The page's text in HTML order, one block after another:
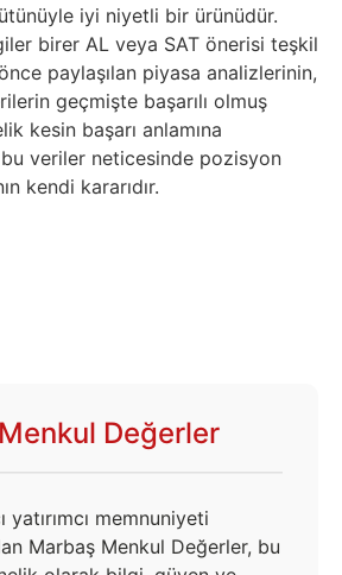
iyi niyetli bir ürünüdür.
birer AL veya SAT önerisi teşkil
paylaşılan piyasa analizlerinin,
geçmişte başarılı olmuş
kesin başarı anlamına
veriler neticesinde pozisyon
kendi kararıdır.
Değerler
yatırımcı memnuniyeti
Marbaş Menkul Değerler, bu